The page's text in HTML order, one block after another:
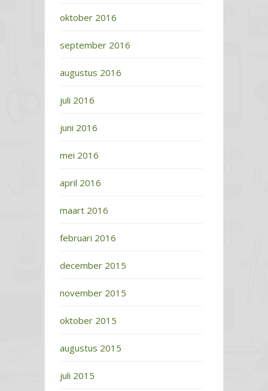
oktober 2016
september 2016
augustus 2016
juli 2016
juni 2016
mei 2016
april 2016
maart 2016
februari 2016
december 2015
november 2015
oktober 2015
augustus 2015
juli 2015